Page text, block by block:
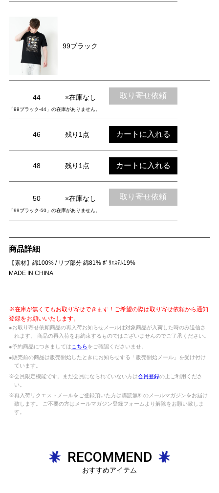
99ブラック
44 ×在庫なし 取り寄せ依頼
「99ブラック-44」の在庫がありません。
46 残り1点 カートに入れる
48 残り1点 カートに入れる
50 ×在庫なし 取り寄せ依頼
「99ブラック-50」の在庫がありません。
商品詳細
【素材】綿100% / リブ部分 綿81% ﾎﾟﾘｴｽﾃﾙ19%
MADE IN CHINA
※在庫が無くてもお取り寄せできます！ご希望の際は取り寄せ依頼から通知
登録をお願いいたします。
●お取り寄せ依頼商品の再入荷お知らせメールは対象商品が入荷した時のみ送信さ
れます。 商品の再入荷をお約束するものではございませんのでご了承ください。
●予約商品につきましては こちらをご確認くださいませ。
●販売前の商品は販売開始したときにお知らせする「販売開始メール」を受け付け
ています。
※会員限定機能です。まだ会員になられていない方は会員登録の上ご利用くださ
い。
※再入荷リクエストメールをご登録頂いた方は購読無料のメールマガジンをお届け
致します。 ご不要の方はメールマガジン登録フォームより解除をお願い致しま
す。
RECOMMEND
おすすめアイテム